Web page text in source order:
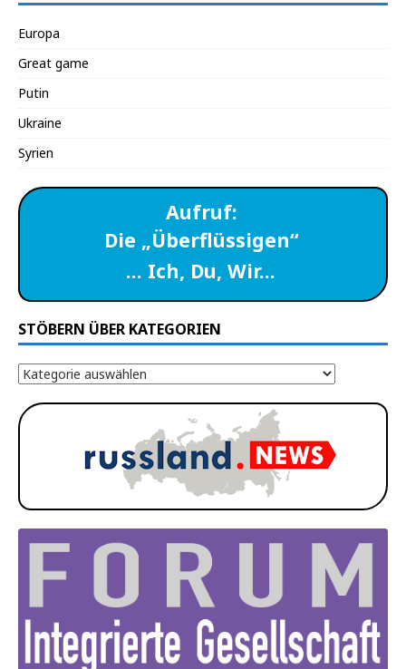
Europa
Great game
Putin
Ukraine
Syrien
Aufruf:
Die „Überflüssigen“
… Ich, Du, Wir…
STÖBERN ÜBER KATEGORIEN